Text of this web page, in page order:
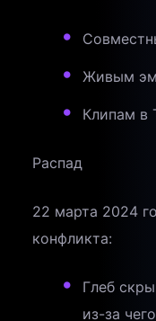
Живым
Клипам в
Распад
22 марта 2024
конфликта:
Глеб
из-за